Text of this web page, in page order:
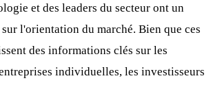
et des leaders du secteur ont un
l'orientation du marché. Bien que ces
des informations clés sur les
individuelles, les investisseurs